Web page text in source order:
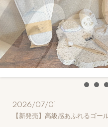
NEWS
2026/07/01
【新発売】高級感あふれるゴー